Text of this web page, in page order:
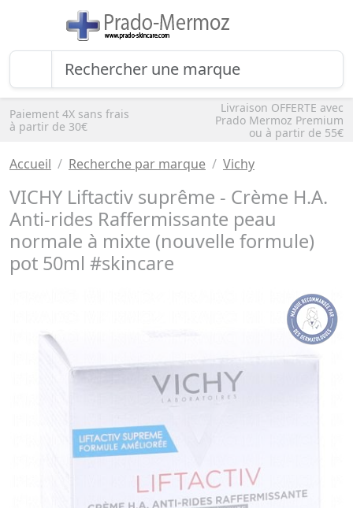
Paiement 4X sans frais
à partir de 30€
Livraison OFFERTE avec
Prado Mermoz Premium
ou à partir de 55€
Accueil Recherche par marque Vichy
VICHY Liftactiv suprême - Crème H.A.
Anti-rides Raffermissante peau
normale à mixte (nouvelle formule)
pot 50ml #skincare